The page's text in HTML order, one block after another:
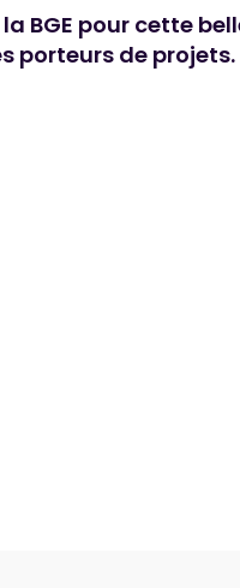
BGE pour cette
porteurs de projets.